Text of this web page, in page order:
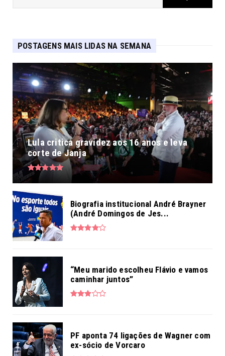
POSTAGENS MAIS LIDAS NA SEMANA
Lula critica gravidez aos 16 anos e leva
corte de Janja
Biografia institucional André Brayner
(André Domingos de Jes...
“Meu marido escolheu Flávio e vamos
caminhar juntos”
PF aponta 74 ligações de Wagner com
ex-sócio de Vorcaro